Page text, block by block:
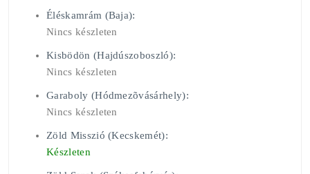
Éléskamrám (Baja):
Nincs készleten
Kisbödön (Hajdúszoboszló):
Nincs készleten
Garaboly (Hódmezõvásárhely):
Nincs készleten
Zöld Misszió (Kecskemét):
Készleten